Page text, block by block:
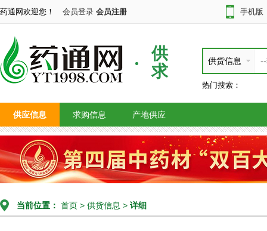
药通网欢迎您！ 会员登录 会员注册 手机版
供
求
供货信息
热门搜索：
供应信息 求购信息 产地供应
当前位置： 首页 > 供货信息 > 详细